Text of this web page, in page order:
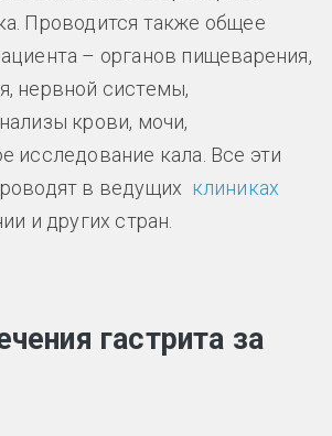
Проводится также общее
– органов пищеварения,
нервной системы,
крови, мочи,
исследование кала. Все эти
в ведущих клиниках
и других стран.
гастрита за